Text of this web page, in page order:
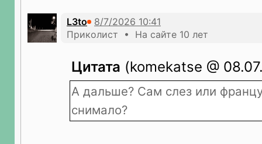
L3to
Приколист • На сайте 10 лет
Цитата (komekatse @
А дальше? Сам слез или
снимало?